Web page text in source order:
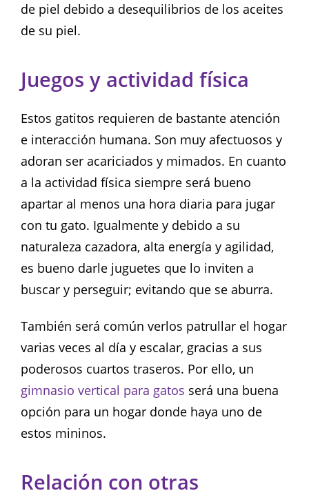
de piel debido a desequilibrios de los aceites
de su piel.
Juegos y actividad física
Estos gatitos requieren de bastante atención
e interacción humana. Son muy afectuosos y
adoran ser acariciados y mimados. En cuanto
a la actividad física siempre será bueno
apartar al menos una hora diaria para jugar
con tu gato. Igualmente y debido a su
naturaleza cazadora, alta energía y agilidad,
es bueno darle juguetes que lo inviten a
buscar y perseguir; evitando que se aburra.
También será común verlos patrullar el hogar
varias veces al día y escalar, gracias a sus
poderosos cuartos traseros. Por ello, un
gimnasio vertical para gatos será una buena
opción para un hogar donde haya uno de
estos mininos.
Relación con otras